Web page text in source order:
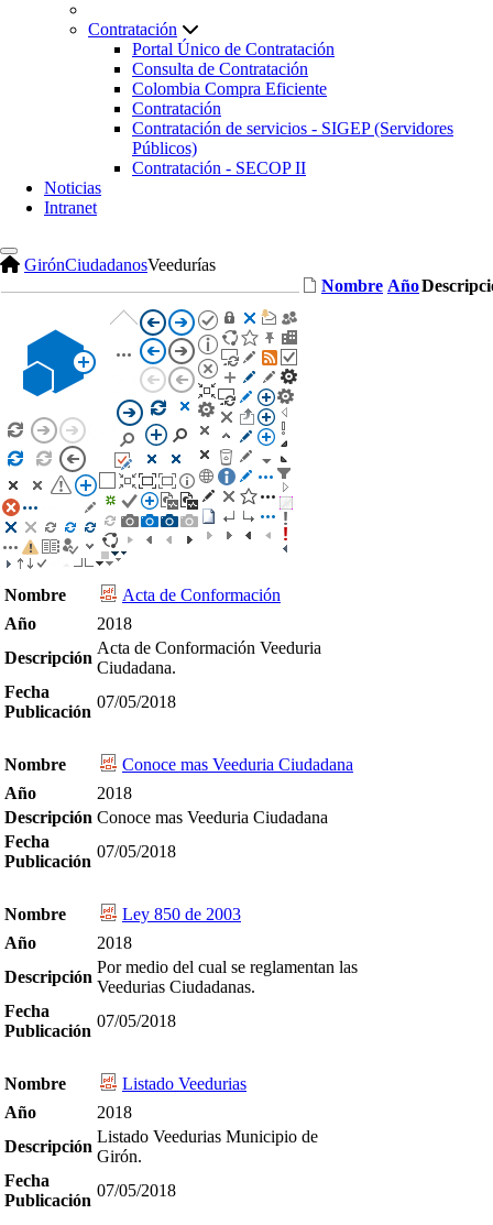
Contratación
Portal Único de Contratación
Consulta de Contratación
Colombia Compra Eficiente
Contratación
Contratación de servicios - SIGEP (Servidores
Públicos)
Contratación - SECOP II
Noticias
Intranet
GirónCiudadanosVeedurías
Nombre Año
Nombre
Acta de Conformación
Año
2018
Descripción
Acta de Conformación Veeduria
Ciudadana.
Fecha
Publicación
07/05/2018
Nombre
Conoce mas Veeduria Ciudadana
Año
2018
Descripción Conoce mas Veeduria Ciudadana
Fecha
Publicación
07/05/2018
Nombre
Ley 850 de 2003
Año
2018
Descripción
Por medio del cual se reglamentan las
Veedurias Ciudadanas.
Fecha
Publicación
07/05/2018
Nombre
Listado Veedurias
Año
2018
Descripción
Listado Veedurias Municipio de
Girón.
Fecha
Publicación
07/05/2018